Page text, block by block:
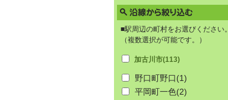
■駅周辺の町村をお選びください。
（複数選択が可能です。）
加古川市(113)
野口町野口(1)
平岡町一色(2)